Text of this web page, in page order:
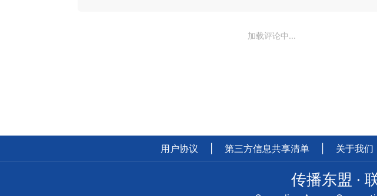
加载评论中...
用户协议 第三方信息共享清单 关于我们
传播东盟 ·